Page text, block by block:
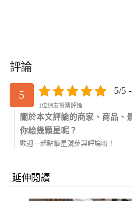
評論
5 5/5
1位網友投票評論
關於本文評論的商家、商品、
你給幾顆星呢？
歡迎一起點擊星號參與評論唷！
延伸閱讀